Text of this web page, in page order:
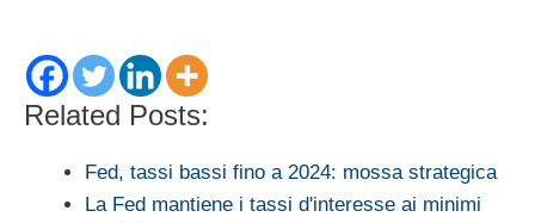
Related Posts:
Fed, tassi bassi fino a 2024: mossa strategica
La Fed mantiene i tassi d'interesse ai minimi